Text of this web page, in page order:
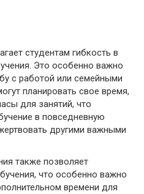
студентам гибкость в
Это особенно важно
с работой или семейными
планировать свое время,
для занятий, что
в повседневную
другими важными
также позволяет
что особенно важно
времени для